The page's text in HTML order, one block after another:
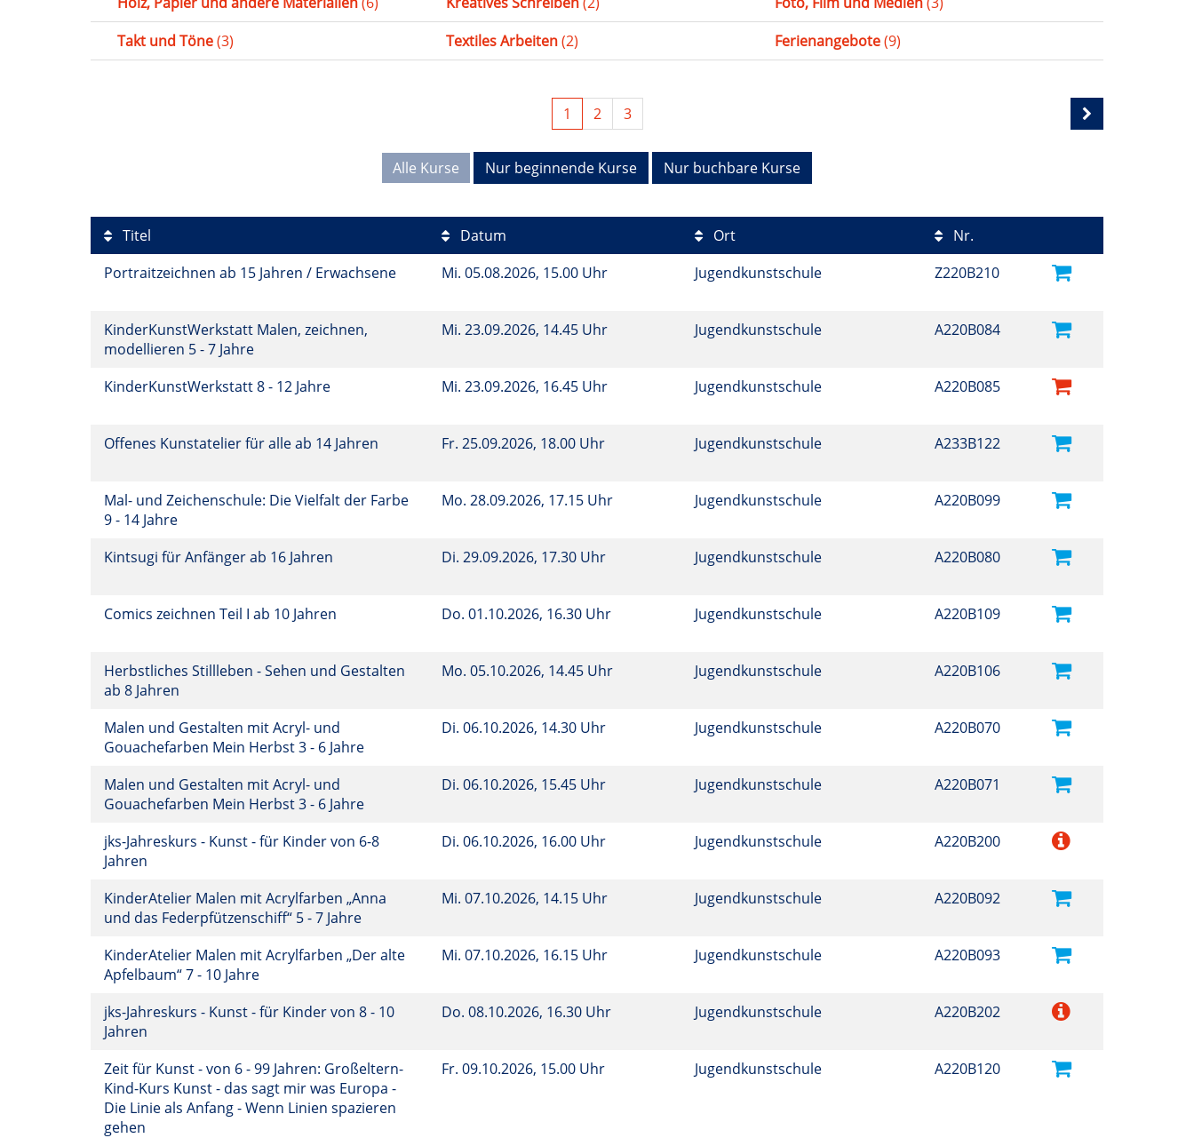
Takt und Töne(3) Textiles Arbeiten(2) Ferienangebote(9)
1 2 3
Alle Kurse Nur beginnende Kurse Nur buchbare Kurse
Titel Datum Ort
Nr.
Portraitzeichnen ab 15 Jahren / Erwachsene
Mi. 05.08.2026, 15.00 Uhr Jugendkunstschule Z220B210
KinderKunstWerkstatt Malen, zeichnen,
modellieren 5 - 7 Jahre
Mi. 23.09.2026, 14.45 Uhr Jugendkunstschule A220B084
KinderKunstWerkstatt 8 - 12 Jahre Mi. 23.09.2026, 16.45 Uhr Jugendkunstschule A220B085
Offenes Kunstatelier für alle ab 14 Jahren Fr. 25.09.2026, 18.00 Uhr Jugendkunstschule A233B122
Mal- und Zeichenschule: Die Vielfalt der Farbe
9 - 14 Jahre
Mo. 28.09.2026, 17.15 Uhr Jugendkunstschule A220B099
Kintsugi für Anfänger ab 16 Jahren Di. 29.09.2026, 17.30 Uhr Jugendkunstschule A220B080
Comics zeichnen Teil I ab 10 Jahren Do. 01.10.2026, 16.30 Uhr Jugendkunstschule A220B109
Herbstliches Stillleben - Sehen und Gestalten
ab 8 Jahren
Mo. 05.10.2026, 14.45 Uhr Jugendkunstschule A220B106
Malen und Gestalten mit Acryl- und
Gouachefarben Mein Herbst 3 - 6 Jahre
Di. 06.10.2026, 14.30 Uhr Jugendkunstschule A220B070
Malen und Gestalten mit Acryl- und
Gouachefarben Mein Herbst 3 - 6 Jahre
Di. 06.10.2026, 15.45 Uhr Jugendkunstschule A220B071
jks-Jahreskurs - Kunst - für Kinder von 6-8
Jahren
Di. 06.10.2026, 16.00 Uhr Jugendkunstschule A220B200
KinderAtelier Malen mit Acrylfarben „Anna
und das Federpfützenschiff“ 5 - 7 Jahre
Mi. 07.10.2026, 14.15 Uhr Jugendkunstschule A220B092
KinderAtelier Malen mit Acrylfarben „Der alte
Apfelbaum“ 7 - 10 Jahre
Mi. 07.10.2026, 16.15 Uhr Jugendkunstschule A220B093
jks-Jahreskurs - Kunst - für Kinder von 8 - 10
Jahren
Do. 08.10.2026, 16.30 Uhr Jugendkunstschule A220B202
Zeit für Kunst - von 6 - 99 Jahren: Großeltern-
Kind-Kurs Kunst - das sagt mir was Europa -
Die Linie als Anfang - Wenn Linien spazieren
gehen
Fr. 09.10.2026, 15.00 Uhr Jugendkunstschule A220B120